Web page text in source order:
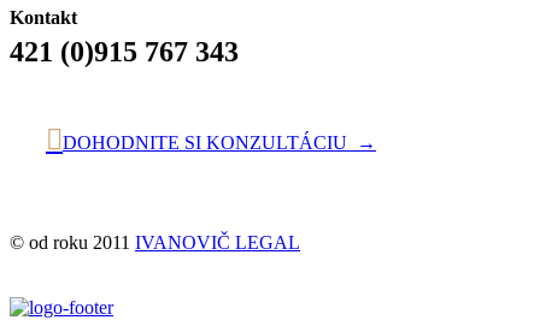
Kontakt
421 (0)915 767 343
DOHODNITE SI KONZULTÁCIU →
© od roku 2011 IVANOVIČ LEGAL